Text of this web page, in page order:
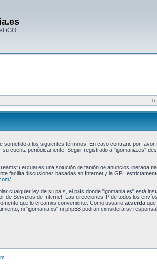
iGO
sometido a los siguientes términos. En caso contrario por favor
cuenta periódicamente. Seguir registrado a "igomania.es"
el cual es una solución de tablón de anuncios liberada
facilita discusiones basadas en Internet y la GPL
.
cualquier ley de su país, el país donde "igomania.es" está
de Servicios de Internet. Las direcciones IP de todos los
que lo creamos conveniente. Como usuario acuerdaque
ni "igomania.es" ni phpBB podrán considerarse